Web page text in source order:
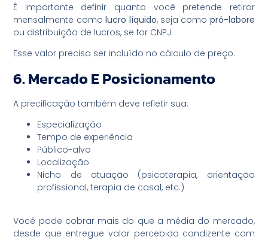
É importante definir quanto você pretende retirar
mensalmente comolucro líquido, seja como pró-labore
ou distribuição de lucros, se for CNPJ.
Esse valor precisa ser incluído no cálculo de preço.
6. Mercado E Posicionamento
A precificação também deve refletir sua:
Especialização
Tempo de experiência
Público-alvo
Localização
Nicho de atuação (psicoterapia, orientação
profissional, terapia de casal, etc.)
Você pode cobrar mais do que a média do mercado,
desde que entregue valor percebido condizente com